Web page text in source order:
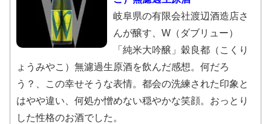
岐阜県の有限会社渡辺酒造店さ
んが醸す、W（ダブリュー）
「純米大吟醸」穀良都（こくり
ょうみやこ）無濾過生原酒を飲んだ感想。何だろ
う？、この幸せそうな表情。都会の洗練された印象と
はやや違い、何処か憎めない穏やかな笑顔。おっとり
した性格のお酒でした。